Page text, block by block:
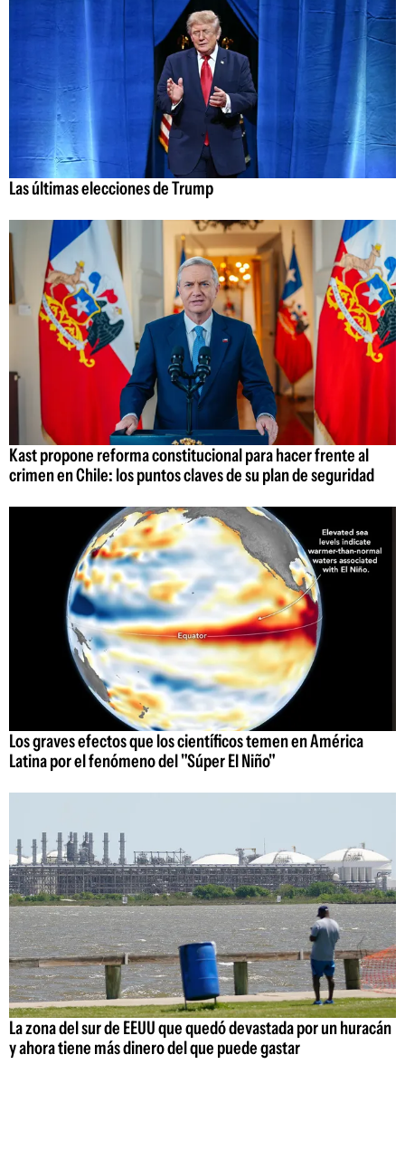
Las últimas elecciones de Trump
Kast propone reforma constitucional para hacer frente al
crimen en Chile: los puntos claves de su plan de seguridad
Los graves efectos que los científicos temen en América
Latina por el fenómeno del "Súper El Niño"
La zona del sur de EEUU que quedó devastada por un huracán
y ahora tiene más dinero del que puede gastar